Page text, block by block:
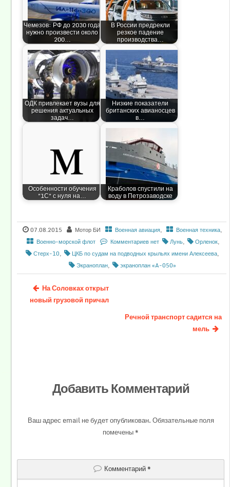
Чемезов: РФ до 2030 года
нужно произвести около
200…
В России предрекли
резкое падение
производства…
ОДК привлекает вузы для
решения актуальных
задач…
Низкие показатели
британских авианосцев
в…
Особенности обучения
"1С" с нуля на…
Краболов спустили на
воду в Петрозаводске
07.08.2015 Мотор БИ Военная авиация, Военная техника,
Военно-морской флот
Комментариев нет Лунь, Орленок,
Стерх-10, ЦКБ по судам на подводных крыльях имени Алексеева,
Экраноплан, экраноплан «A-050»
На Соловках открыт
новый грузовой причал
Речной транспорт садится на
мель
Добавить Комментарий
Ваш адрес email не будет опубликован.Обязательные поля
помечены*
Комментарий*